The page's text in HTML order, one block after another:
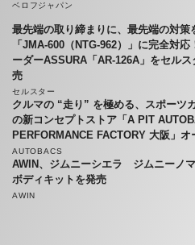
ベロフジャパン
最先端の取り締まりに、最先端の対策
「JMA-600（NTG-962）」に完全対応
ーダーASSURA「AR-126A」をセル
売
セルスター
クルマの “走り” を極める、スポーツ
の新コンセプトストア「A PIT
PERFORMANCE FACTORY 大阪」オ
AUTOBACS
AWIN、ジムニーシエラ ジムニーノ
ボディキットを発売
AWIN